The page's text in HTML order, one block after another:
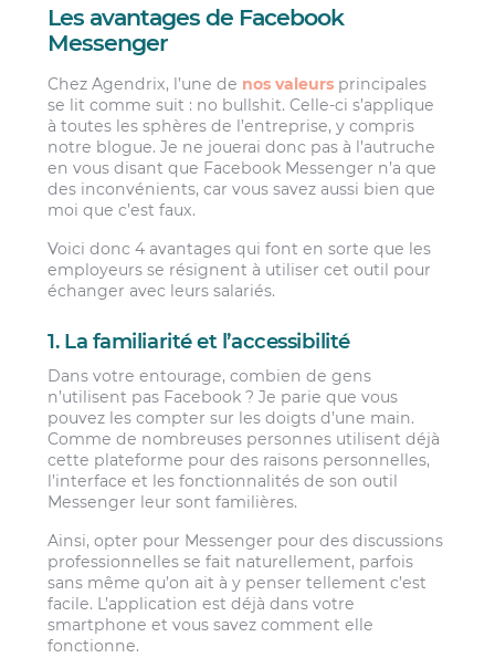
Les avantages de Facebook
Messenger
Chez Agendrix, l’une de nos valeurs principales
se lit comme suit : no bullshit. Celle-ci s’applique
à toutes les sphères de l’entreprise, y compris
notre blogue. Je ne jouerai donc pas à l’autruche
en vous disant que Facebook Messenger n’a que
des inconvénients, car vous savez aussi bien que
moi que c’est faux.
Voici donc 4 avantages qui font en sorte que les
employeurs se résignent à utiliser cet outil pour
échanger avec leurs salariés.
1. La familiarité et l’accessibilité
Dans votre entourage, combien de gens
n’utilisent pas Facebook ? Je parie que vous
pouvez les compter sur les doigts d’une main.
Comme de nombreuses personnes utilisent déjà
cette plateforme pour des raisons personnelles,
l’interface et les fonctionnalités de son outil
Messenger leur sont familières.
Ainsi, opter pour Messenger pour des discussions
professionnelles se fait naturellement, parfois
sans même qu’on ait à y penser tellement c’est
facile. L’application est déjà dans votre
smartphone et vous savez comment elle
fonctionne.